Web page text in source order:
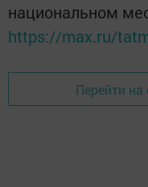
национальном
https://max.ru/
Перейти на